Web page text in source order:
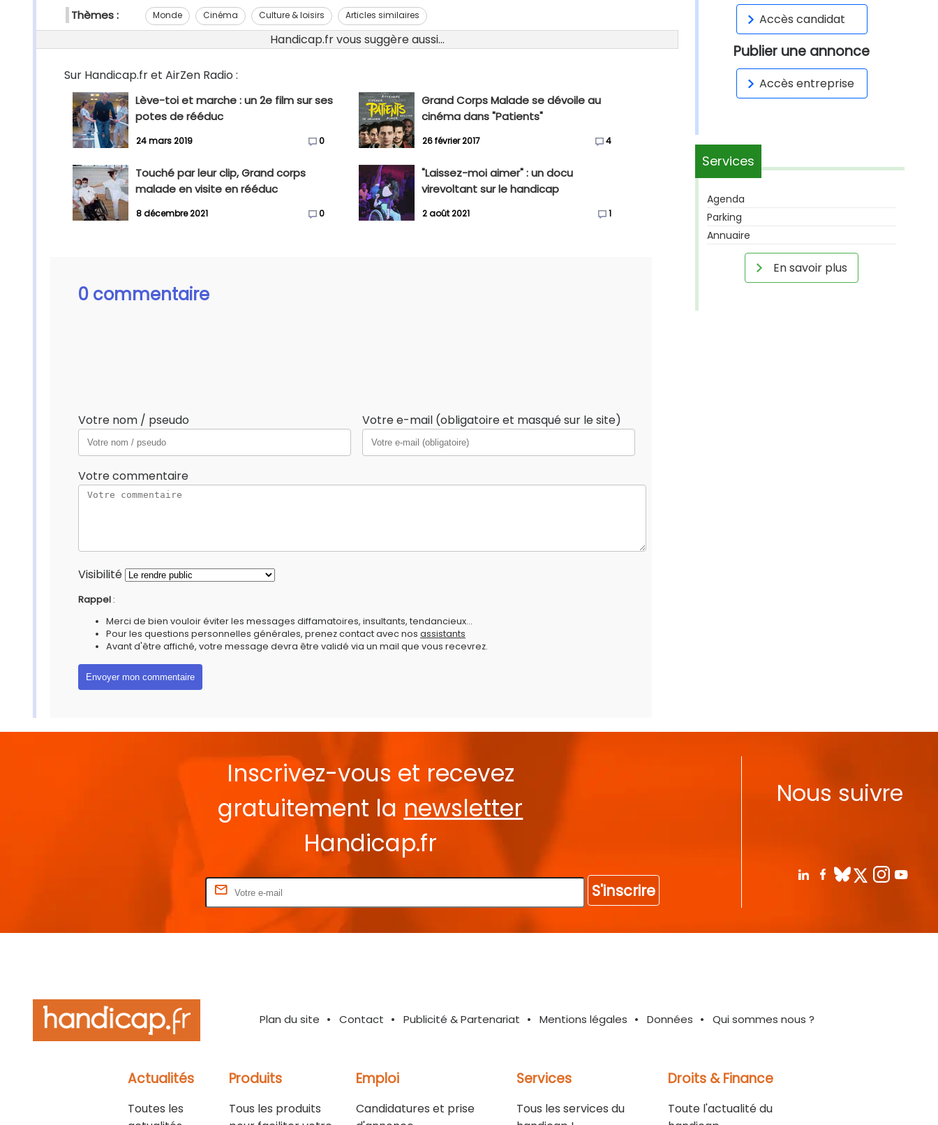
Thèmes : Monde Cinéma Culture & loisirs Articles similaires
Handicap.fr vous suggère aussi...
Sur Handicap.fr et AirZen Radio :
Lève-toi et marche : un 2e film sur ses
potes de rééduc
24 mars 2019 0
Grand Corps Malade se dévoile au
cinéma dans "Patients"
26 février 2017 4
Touché par leur clip, Grand corps
malade en visite en rééduc
8 décembre 2021 0
"Laissez-moi aimer" : un docu
virevoltant sur le handicap
2 août 2021 1
0 commentaire
Votre nom / pseudo Votre e-mail (obligatoire et masqué sur le site)
Votre commentaire
Visibilité
Rappel :
Merci de bien vouloir éviter les messages diffamatoires, insultants, tendancieux...
Pour les questions personnelles générales, prenez contact avec nos assistants
Avant d'être affiché, votre message devra être validé via un mail que vous recevrez.
Accès candidat
Publier une annonce
Accès entreprise
Services
Agenda
Parking
Annuaire
En savoir plus
Inscrivez-vous et recevez
gratuitement la newsletter
Handicap.fr
S'inscrire
Nous suivre
Plan du site Contact Publicité & Partenariat Mentions légales Données Qui sommes nous ?
Actualités
Toutes les
Produits
Tous les produits
Emploi
Candidatures et prise
Services
Tous les services du
Droits & Finance
Toute l'actualité du